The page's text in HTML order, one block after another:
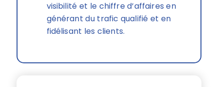
visibilité et le chiffre d’affaires en
générant du trafic qualifié et en
fidélisant les clients.